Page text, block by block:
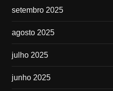
setembro 2025
agosto 2025
julho 2025
junho 2025